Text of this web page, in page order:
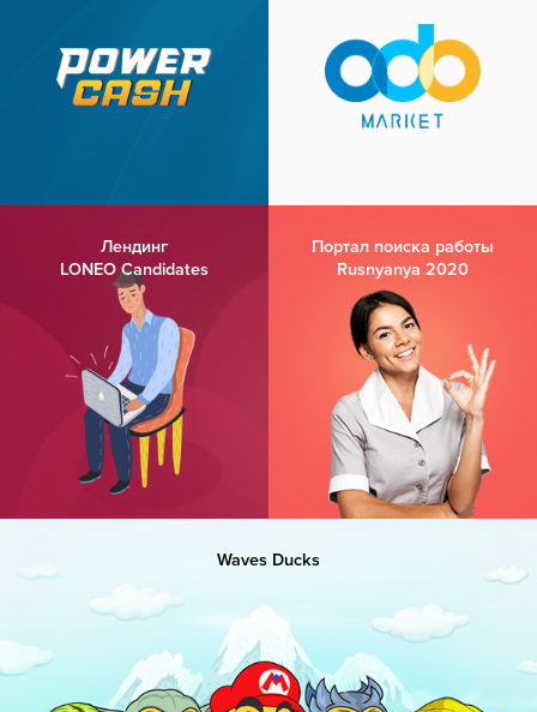
Лендинг
LONEO Candidates
Waves Ducks
Портал поиска работы
Rusnyanya 2020